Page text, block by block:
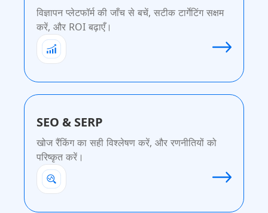
विज्ञापन प्लेटफॉर्म की जाँच से बचें, सटीक टार्गेटिंग सक्षम
करें, और ROI बढ़ाएँ।
SEO & SERP
खोज रैंकिंग का सही विश्लेषण करें, और रणनीतियों को
परिष्कृत करें।